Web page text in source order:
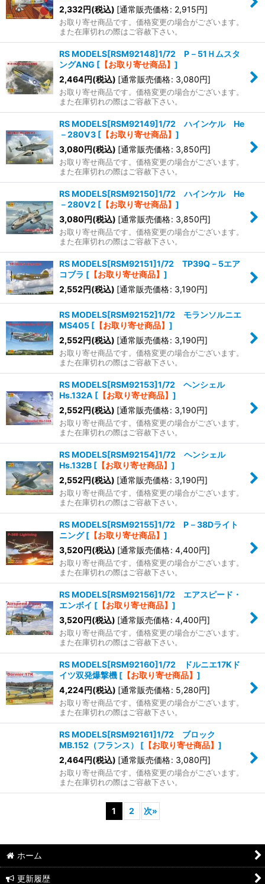
2,332円(税込) [通常販売価格: 2,915円]
お取り寄せ商品です。価格変更の場合がございます。
また在庫切れの際はご容赦下さい。
RS MODELS[RSM92148]1/72 P－51Ｈムスタ
ングANG [ 【お取り寄せ商品】 ]
2,464円(税込) [通常販売価格: 3,080円]
お取り寄せ商品です。価格変更の場合がございます。
また在庫切れの際はご容赦下さい。
RS MODELS[RSM92149]1/72 ハインケル He
－280V3 [ 【お取り寄せ商品】 ]
3,080円(税込) [通常販売価格: 3,850円]
お取り寄せ商品です。価格変更の場合がございます。
また在庫切れの際はご容赦下さい。
RS MODELS[RSM92150]1/72 ハインケル He
－280V2 [ 【お取り寄せ商品】 ]
3,080円(税込) [通常販売価格: 3,850円]
お取り寄せ商品です。価格変更の場合がございます。
また在庫切れの際はご容赦下さい。
RS MODELS[RSM92151]1/72 TP39Q－5エア
コブラ [ 【お取り寄せ商品】 ]
2,552円(税込) [通常販売価格: 3,190円]
RS MODELS[RSM92152]1/72 モランソルニエ
MS405 [ 【お取り寄せ商品】 ]
2,552円(税込) [通常販売価格: 3,190円]
お取り寄せ商品です。価格変更の場合がございます。
また在庫切れの際はご容赦下さい。
RS MODELS[RSM92153]1/72 ヘンシェル
Hs.132A [ 【お取り寄せ商品】 ]
2,552円(税込) [通常販売価格: 3,190円]
お取り寄せ商品です。価格変更の場合がございます。
また在庫切れの際はご容赦下さい。
RS MODELS[RSM92154]1/72 ヘンシェル
Hs.132B [ 【お取り寄せ商品】 ]
2,552円(税込) [通常販売価格: 3,190円]
お取り寄せ商品です。価格変更の場合がございます。
また在庫切れの際はご容赦下さい。
RS MODELS[RSM92155]1/72 P－38Dライト
ニング [ 【お取り寄せ商品】 ]
3,520円(税込) [通常販売価格: 4,400円]
お取り寄せ商品です。価格変更の場合がございます。
また在庫切れの際はご容赦下さい。
RS MODELS[RSM92156]1/72 エアスピード・
エンボイ [ 【お取り寄せ商品】 ]
3,520円(税込) [通常販売価格: 4,400円]
お取り寄せ商品です。価格変更の場合がございます。
また在庫切れの際はご容赦下さい。
RS MODELS[RSM92160]1/72 ドルニエ17Kド
イツ双発爆撃機 [ 【お取り寄せ商品】 ]
4,224円(税込) [通常販売価格: 5,280円]
お取り寄せ商品です。価格変更の場合がございます。
また在庫切れの際はご容赦下さい。
RS MODELS[RSM92161]1/72 ブロック
MB.152（フランス）
[ 【お取り寄せ商品】 ]
2,464円(税込) [通常販売価格: 3,080円]
お取り寄せ商品です。価格変更の場合がございます。
また在庫切れの際はご容赦下さい。
1 2 次»
ホーム
更新履歴